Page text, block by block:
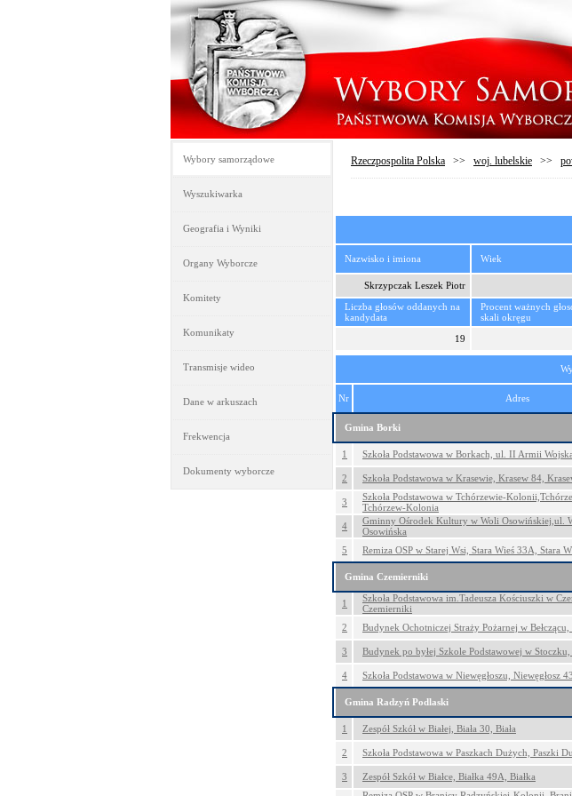
Wybory samorządowe
Wyszukiwarka
Geografia i Wyniki
Organy Wyborcze
Komitety
Komunikaty
Transmisje wideo
Dane w arkuszach
Frekwencja
Dokumenty wyborcze
Rzeczpospolita Polska >> woj. lubelskie >>
Nazwisko i imiona Wiek
Skrzypczak Leszek Piotr
Liczba głosów oddanych na
kandydata
Procent ważnych
skali okręgu
19
Nr Adres
Gmina Borki
1 Szkoła Podstawowa w Borkach, ul. II Armii
2 Szkoła Podstawowa w Krasewie, Krasew 84,
3
Szkoła Podstawowa w Tchórzewie-
Tchórzew-Kolonia
4
Gminny Ośrodek Kultury w Woli Osowińskiej,ul.
Osowińska
5 Remiza OSP w Starej Wsi, Stara Wieś 33A, Stara
Gmina Czemierniki
1
Szkoła Podstawowa im.Tadeusza Kościuszki w
Czemierniki
2 Budynek Ochotniczej Straży Pożarnej w Bełczącu,
3 Budynek po byłej Szkole Podstawowej w
4 Szkoła Podstawowa w Niewęgłoszu, Niewęgłosz
Gmina Radzyń Podlaski
1 Zespół Szkół w Białej, Biała 30, Biała
2 Szkoła Podstawowa w Paszkach Dużych, Paszki
3 Zespół Szkół w Białce, Białka 49A, Białka